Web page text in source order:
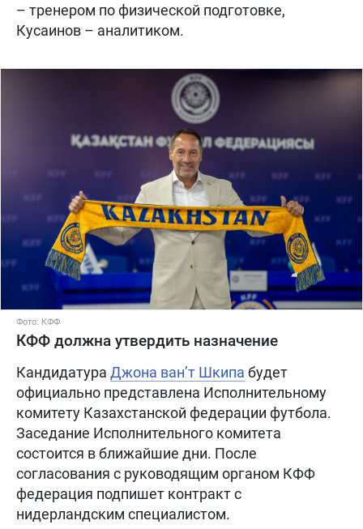
– тренером по физической подготовке,
Кусаинов – аналитиком.
Фото: КФФ
КФФ должна утвердить назначение
Кандидатура Джона ван’т Шкипа будет
официально представлена Исполнительному
комитету Казахстанской федерации футбола.
Заседание Исполнительного комитета
состоится в ближайшие дни. После
согласования с руководящим органом КФФ
федерация подпишет контракт с
нидерландским специалистом.